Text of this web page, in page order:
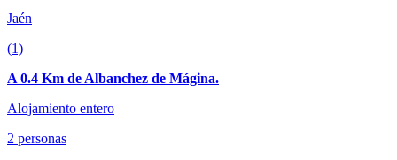
Jaén
(1)
A 0.4 Km de Albanchez de Mágina.
Alojamiento entero
2 personas